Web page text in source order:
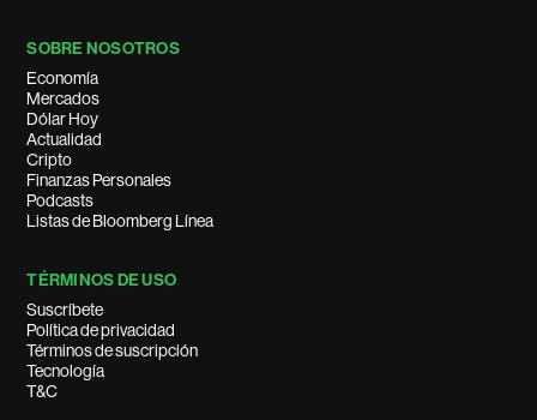
SOBRE NOSOTROS
Economía
Mercados
Dólar Hoy
Actualidad
Cripto
Finanzas Personales
Podcasts
Listas de Bloomberg Línea
TÉRMINOS DE USO
Suscríbete
Política de privacidad
Términos de suscripción
Tecnología
T&C